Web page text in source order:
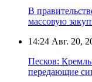
В
массовую
14:24 Авг. 20,
Песков: Кремль
передающие